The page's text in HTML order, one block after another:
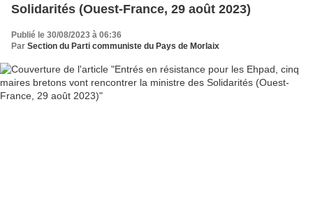
Solidarités (Ouest-France, 29 août 2023)
Publié le 30/08/2023 à 06:36
Par Section du Parti communiste du Pays de Morlaix